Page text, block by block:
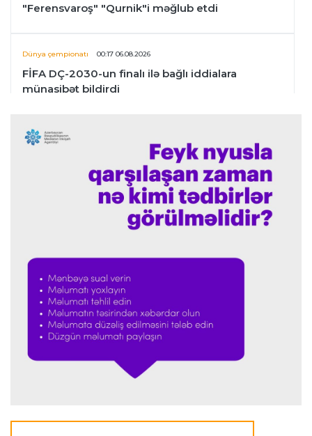
"Ferensvaroş" "Qurnik"i məğlub etdi
Dünya çempionatı 00:17 06.08.2026
FİFA DÇ-2030-un finalı ilə bağlı iddialara
münasibət bildirdi
Transfer 00:06 06.08.2026
"İnter"in müdafiəçisi üç klubu rədd etdi
00:02 06.08.2026
"Fənərbağça" "Şturm Qrats"ı iki cavabsız qolla
İtaliya S.A. 23:59 05.08.2026
"Ümid edirəm ki, Leau "Milan"da qalacaq"
"Yuventus" PSJ-nin qapıçısını transfer etmək